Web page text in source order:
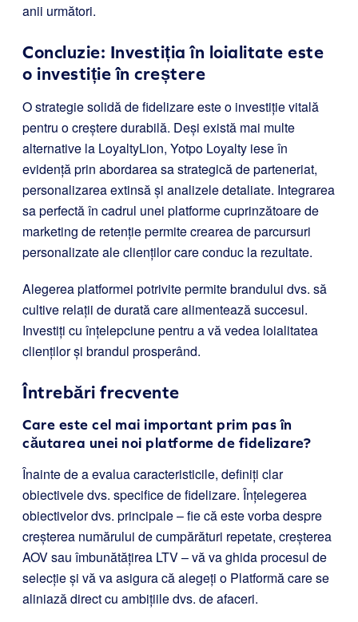
anii următori.
Concluzie: Investiția în loialitate este
o investiție în creștere
O strategie solidă de fidelizare este o investiție vitală
pentru o creștere durabilă. Deși există mai multe
alternative la LoyaltyLion, Yotpo Loyalty iese în
evidență prin abordarea sa strategică de parteneriat,
personalizarea extinsă și analizele detaliate. Integrarea
sa perfectă în cadrul unei platforme cuprinzătoare de
marketing de retenție permite crearea de parcursuri
personalizate ale clienților care conduc la rezultate.
Alegerea platformei potrivite permite brandului dvs. să
cultive relații de durată care alimentează succesul.
Investiți cu înțelepciune pentru a vă vedea loialitatea
clienților și brandul prosperând.
Întrebări frecvente
Care este cel mai important prim pas în
căutarea unei noi platforme de fidelizare?
Înainte de a evalua caracteristicile, definiți clar
obiectivele dvs. specifice de fidelizare. Înțelegerea
obiectivelor dvs. principale – fie că este vorba despre
creșterea numărului de cumpărături repetate, creșterea
AOV sau îmbunătățirea LTV – vă va ghida procesul de
selecție și vă va asigura că alegeți o Platformă care se
aliniază direct cu ambițiile dvs. de afaceri.